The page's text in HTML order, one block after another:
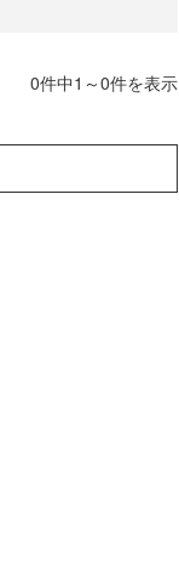
0件中1～0件を表示